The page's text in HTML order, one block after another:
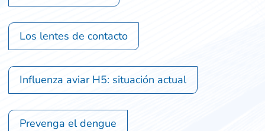
Los lentes de contacto
Influenza aviar H5: situación actual
Prevenga el dengue